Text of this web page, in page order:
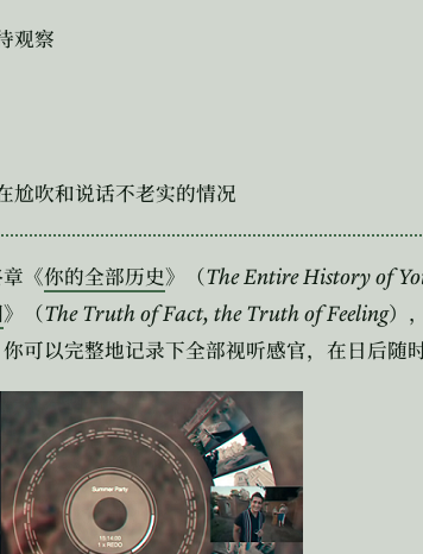
观察
尬吹和说话不老实的情况
《你的全部历史》（The Entire History of
》（The Truth of Fact, the Truth of Feeling）
可以完整地记录下全部视听感官，在日后随